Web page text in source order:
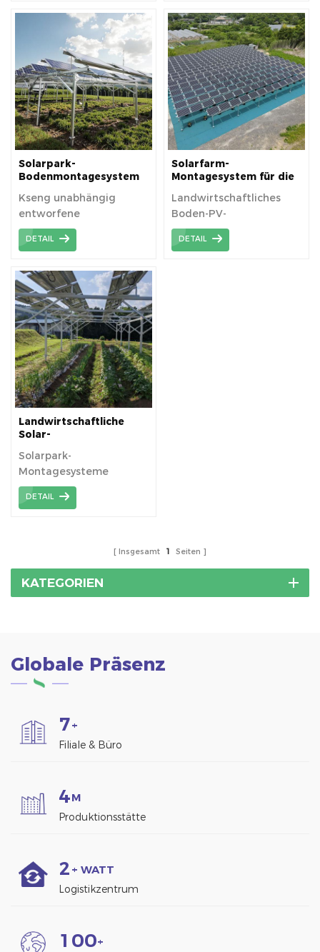
das eine Vielzahl von
Vorteilen und
Funktionen bietet, die es
ideal für
Solarenergieprojekte
machen.
Solarpark-
Bodenmontagesystem
Kseng unabhängig
entworfene
Solarlandwirtschaftshalterung,
stabil.
DETAIL
Solarfarm-
Montagesystem für die
Landwirtschaftliches
Boden-PV-
Montagesystem wird
häufig auf
DETAIL
Landwirtschaftliche
Solar-
Solarpark-
Montagesysteme
fördern das
Pflanzenwachstum und
DETAIL
Insgesamt 1 Seiten
KATEGORIEN
Globale Präsenz
7+
Filiale & Büro
4M
Produktionsstätte
2 + WATT
Logistikzentrum
1 00+